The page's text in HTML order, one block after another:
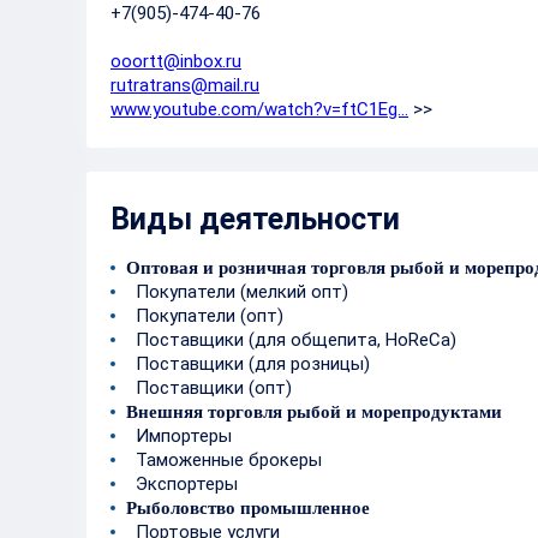
+7(905)-474-40-76
ooortt@inbox.ru
rutratrans@mail.ru
www.youtube.com/watch?v=ftC1Eg… >>
Виды деятельности
Оптовая и розничная торговля рыбой и
Покупатели (мелкий опт)
Покупатели (опт)
Поставщики (для общепита, HoReCa)
Поставщики (для розницы)
Поставщики (опт)
Внешняя торговля рыбой и морепродуктами
Импортеры
Таможенные брокеры
Экспортеры
Рыболовство промышленное
Портовые услуги